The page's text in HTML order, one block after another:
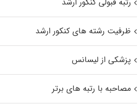
ظرفیت رشته های کنکور ارشد
پزشکی از لیسانس
مصاحبه با رتبه های برتر